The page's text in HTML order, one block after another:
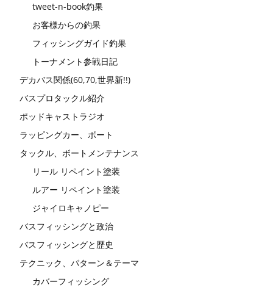
tweet-n-book釣果
お客様からの釣果
フィッシングガイド釣果
トーナメント参戦日記
デカバス関係(60,70,世界新!!)
バスプロタックル紹介
ポッドキャストラジオ
ラッピングカー、ボート
タックル、ボートメンテナンス
リール リペイント塗装
ルアー リペイント塗装
ジャイロキャノピー
バスフィッシングと政治
バスフィッシングと歴史
テクニック、パターン＆テーマ
カバーフィッシング